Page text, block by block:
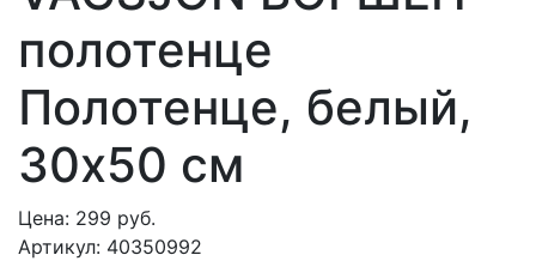
полотенце
Полотенце, белый,
30x50 см
Цена: 299 руб.
Артикул: 40350992